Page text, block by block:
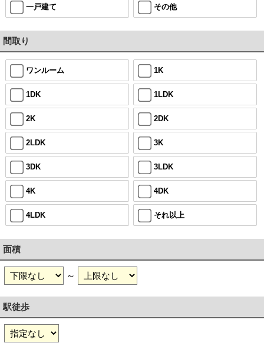
一戸建て その他
間取り
ワンルーム 1K
1DK 1LDK
2K 2DK
2LDK 3K
3DK 3LDK
4K 4DK
4LDK それ以上
面積
～
駅徒歩